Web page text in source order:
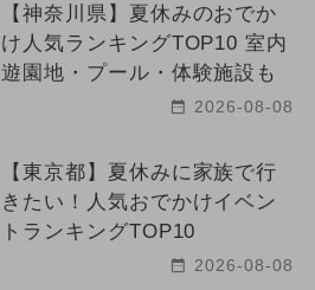
【神奈川県】夏休みのおでか
け人気ランキングTOP10 室内
遊園地・プール・体験施設も
2026-08-08
【東京都】夏休みに家族で行
きたい！人気おでかけイベン
トランキングTOP10
2026-08-08